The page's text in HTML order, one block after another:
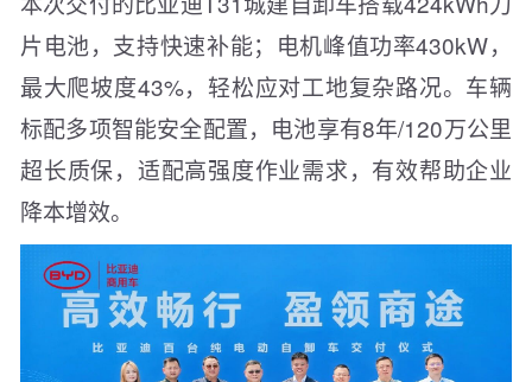
片电池，支持快速补能；电机峰值功率430kW，
最大爬坡度43%，轻松应对工地复杂路况。车辆
标配多项智能安全配置，电池享有8年/120万公里
超长质保，适配高强度作业需求，有效帮助企业
降本增效。